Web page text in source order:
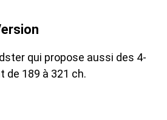
qui propose aussi des 4-
de 189 à 321 ch.